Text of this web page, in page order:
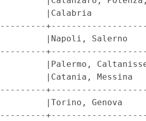
|Calabria
|Napoli, Salerno
|Palermo,
|Catania, Messina
|Torino, Genova